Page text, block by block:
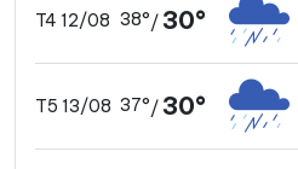
T4 12/08 38°/30°
T5 13/08 37°/30°